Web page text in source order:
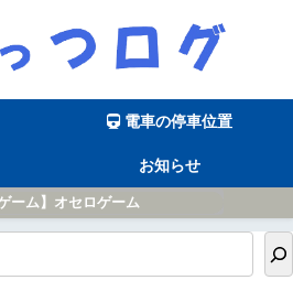
電車の停車位置
お知らせ
ーム】オセロゲーム